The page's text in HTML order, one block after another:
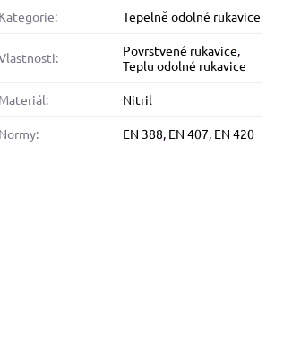
Kategorie: Tepelně odolné rukavice
Povrstvené rukavice,
Teplu odolné rukavice
Materiál: Nitril
Normy: EN 388, EN 407, EN 420